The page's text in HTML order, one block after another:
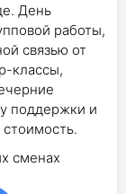
День
работы,
связью от
классы,
поддержки и
сменах